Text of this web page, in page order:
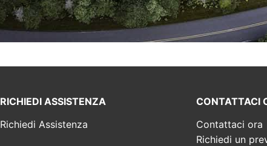
RICHIEDI ASSISTENZA
Richiedi Assistenza
CONTATTACI
Contattaci ora
Richiedi un